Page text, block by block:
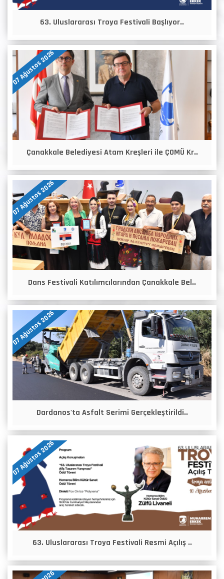
63. Uluslararası Troya Festivali Başlıyor..
07 Ağustos 2026
Çanakkale Belediyesi Atam Kreşleri ile ÇOMÜ Kr..
07 Ağustos 2026
Dans Festivali Katılımcılarından Çanakkale Bel..
07 Ağustos 2026
Dardanos'ta Asfalt Serimi Gerçekleştirildi..
07 Ağustos 2026
63. Uluslararası Troya Festivali Resmi Açılış ..